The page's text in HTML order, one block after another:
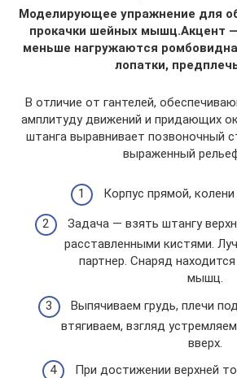
Моделирующее упражнение для
прокачки шейных мышц.Акцент
меньше нагружаются
лопатки,
В отличие от гантелей,
амплитуду движений и придающих
штанга выравнивает позвоночный
выраженный
Корпус прямой,
Задача — взять штангу
расставленными кистями.
партнер. Снаряд
мышц.
Выпячиваем грудь, плечи
втягиваем, взгляд
вверх.
При достижении верхней